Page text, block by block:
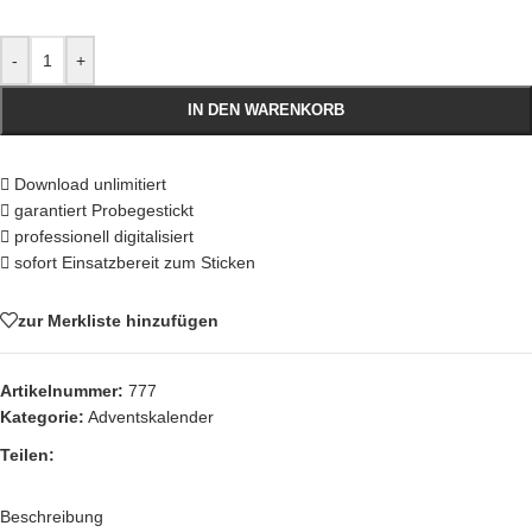
- +
IN DEN WARENKORB
Download unlimitiert
garantiert Probegestickt
professionell digitalisiert
sofort Einsatzbereit zum Sticken
zur Merkliste hinzufügen
Artikelnummer: 777
Kategorie: Adventskalender
Teilen:
Beschreibung